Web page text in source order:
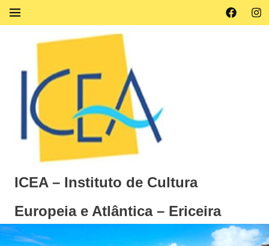
Skip
Facebook
MENU
ICEA – Instituto de Cultura
Europeia e Atlântica – Ericeira
Instituto
de